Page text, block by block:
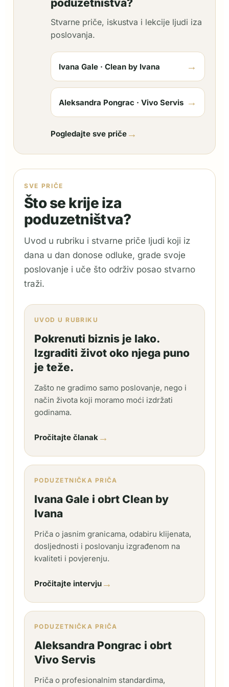
poduzetništva?
Stvarne priče, iskustva i lekcije ljudi iza
poslovanja.
Ivana Gale · Clean by Ivana →
Aleksandra Pongrac · Vivo Servis →
Pogledajte sve priče →
SVE PRIČE
Što se krije iza
poduzetništva?
Uvod u rubriku i stvarne priče ljudi koji iz
dana u dan donose odluke, grade svoje
poslovanje i uče što održiv posao stvarno
traži.
UVOD U RUBRIKU
Pokrenuti biznis je lako.
Izgraditi život oko njega puno
je teže.
Zašto ne gradimo samo poslovanje, nego i
način života koji moramo moći izdržati
godinama.
Pročitajte članak →
PODUZETNIČKA PRIČA
Ivana Gale i obrt Clean by
Ivana
Priča o jasnim granicama, odabiru klijenata,
dosljednosti i poslovanju izgrađenom na
kvaliteti i povjerenju.
Pročitajte intervju →
PODUZETNIČKA PRIČA
Aleksandra Pongrac i obrt
Vivo Servis
Priča o profesionalnim standardima,